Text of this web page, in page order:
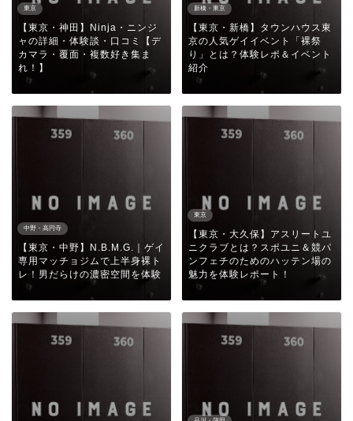
東京
【東京・神田】Ninja・ニンジ
ャの詳細・体験談・口コミ【デ
カマラ・覆面・複数好き集ま
れ！】
新橋・東京
【東京・新橋】タウンハウス東
京の人気ゲイイベント「裸祭
り」とは？体験レポ＆イベント
紹介
中野・高円寺
【東京・中野】N.B.M.G.｜ゲイ
専用マッチョジムで上半身裸ト
レ！男だらけの濃密空間を体験
東京
【東京・大久保】アスリートユ
ニクラブとは？スポユニ＆競パ
ンフェチのためのハッテン場の
魅力を体験レポート！